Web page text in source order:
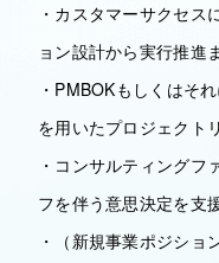
・カスタマーサクセス
ョン設計から実行推進
・PMBOKもしくはそ
を用いたプロジェクト
・コンサルティングフ
フを伴う意思決定を支
・（新規事業ポジショ